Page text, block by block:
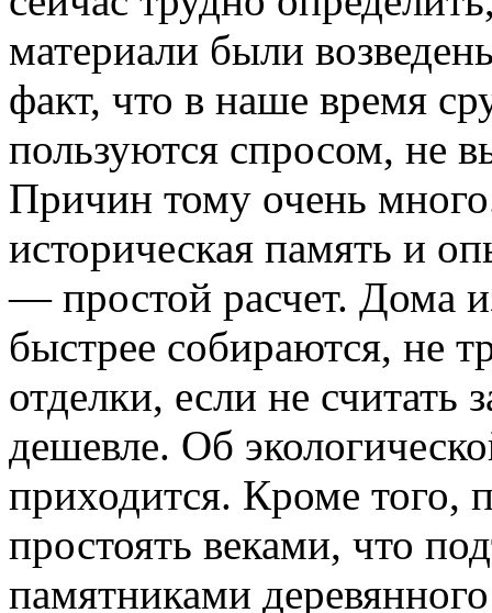
материали были
факт, что в наше время
пользуются спросом, не
Причин тому очень
историческая память и
— простой расчет. Дома
быстрее собираются, не
отделки, если не
дешевле. Об
приходится. Кроме того,
простоять веками, что
памятниками деревянного